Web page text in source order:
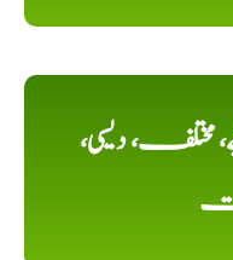
مختلف، دیسی،